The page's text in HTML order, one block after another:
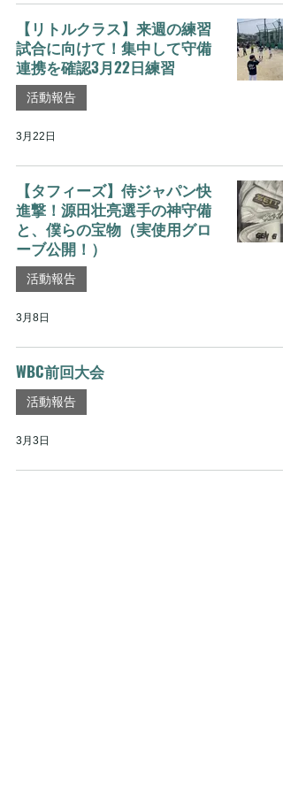
【リトルクラス】来週の練習
試合に向けて！集中して守備
連携を確認3月22日練習
活動報告
3月22日
【タフィーズ】侍ジャパン快
進撃！源田壮亮選手の神守備
と、僕らの宝物（実使用グロ
ーブ公開！）
活動報告
3月8日
WBC前回大会
活動報告
3月3日